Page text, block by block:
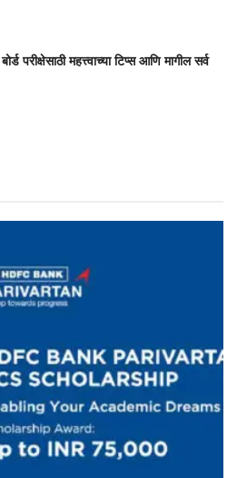
परीक्षेसाठी महत्त्वाच्या टिप्स आणि मागील सर्व